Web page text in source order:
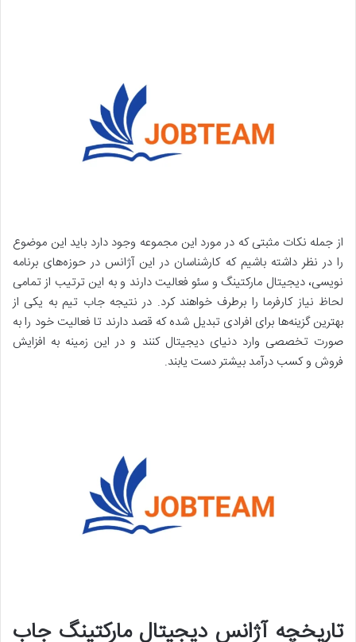
از جمله نکات مثبتی که در مورد این مجموعه وجود دارد باید این موضوع
را در نظر داشته باشیم که کارشناسان در این آژانس در حوزه‌های برنامه
نویسی، دیجیتال مارکتینگ و سئو فعالیت دارند و به این ترتیب از تمامی
لحاظ نیاز کارفرما را برطرف خواهند کرد. در نتیجه جاب تیم به یکی از
بهترین گزینه‌ها برای افرادی تبدیل شده که قصد دارند تا فعالیت خود را به
صورت تخصصی وارد دنیای دیجیتال کنند و در این زمینه به افزایش
فروش و کسب درآمد بیشتر دست یابند.
تاریخچه آژانس دیجیتال مارکتینگ جاب